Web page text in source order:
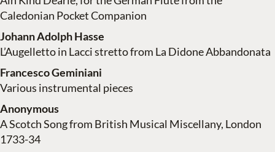
Caledonian Pocket Companion
Johann Adolph Hasse
L’Augelletto in Lacci stretto from La Didone Abbandonata
Francesco Geminiani
Various instrumental pieces
Anonymous
A Scotch Song from British Musical Miscellany, London
1733-34